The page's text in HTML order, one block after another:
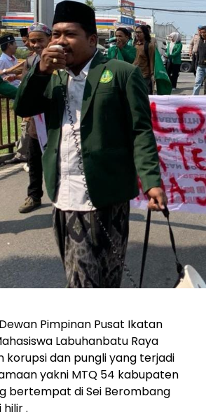
Dewan Pimpinan Pusat Ikatan
Labuhanbatu Raya
korupsi dan pungli yang terjadi
yakni MTQ 54 kabupaten
bertempat di Sei Berombang
.